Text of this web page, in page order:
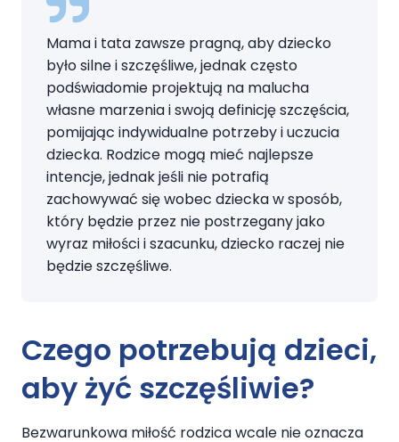
Mama i tata zawsze pragną, aby dziecko
było silne i szczęśliwe, jednak często
podświadomie projektują na malucha
własne marzenia i swoją definicję szczęścia,
pomijając indywidualne potrzeby i uczucia
dziecka. Rodzice mogą mieć najlepsze
intencje, jednak jeśli nie potrafią
zachowywać się wobec dziecka w sposób,
który będzie przez nie postrzegany jako
wyraz miłości i szacunku, dziecko raczej nie
będzie szczęśliwe.
Czego potrzebują dzieci,
aby żyć szczęśliwie?
Bezwarunkowa miłość rodzica wcale nie oznacza